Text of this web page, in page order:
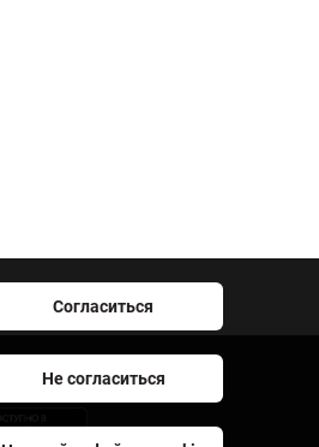
Согласиться
Не согласиться